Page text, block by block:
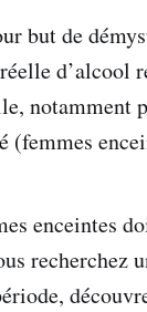
but de
d’alcool
notamment
(femmes
enceintes
recherchez